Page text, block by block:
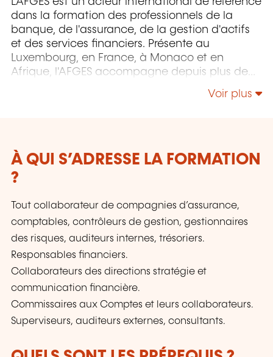
dans la formation des professionnels de la
banque, de l'assurance, de la gestion d'actifs
et des services financiers. Présente au
Luxembourg, en France, à Monaco et en
Afrique, l'AFGES accompagne depuis plus de
20 ans les établissements financiers dans le
développement des compétences de leurs
Générale, BGL BNP Paribas, Natixis, Foyer,
Raiffeisen, Quintet, ainsi que de nombreux
établissements bancaires, compagnies
d'assurance, sociétés de gestion et fonds
d'investissement. Nous accompagnons
également les autorités et institutions de
supervision, notamment : BCE, Banque de
France, ACPR, CSSF et autres organismes de
régulation européens.
Voir plus
À QUI S’ADRESSE LA FORMATION
?
Tout collaborateur de compagnies d’assurance,
comptables, contrôleurs de gestion, gestionnaires
des risques, auditeurs internes, trésoriers.
Responsables financiers.
Collaborateurs des directions stratégie et
communication financière.
Commissaires aux Comptes et leurs collaborateurs.
Superviseurs, auditeurs externes, consultants.